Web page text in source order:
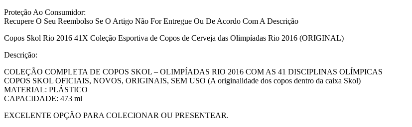
Proteção Ao Consumidor:
Recupere O Seu Reembolso Se O Artigo Não For Entregue Ou De Acordo Com A Descrição
Copos Skol Rio 2016 41X Coleção Esportiva de Copos de Cerveja das Olimpíadas Rio 2016 (ORIGINAL)
Descrição:
COLEÇÃO COMPLETA DE COPOS SKOL – OLIMPÍADAS RIO 2016 COM AS 41 DISCIPLINAS OLÍMPICAS
COPOS SKOL OFICIAIS, NOVOS, ORIGINAIS, SEM USO (A originalidade dos copos dentro da caixa Skol)
MATERIAL: PLÁSTICO
CAPACIDADE: 473 ml
EXCELENTE OPÇÃO PARA COLECIONAR OU PRESENTEAR.